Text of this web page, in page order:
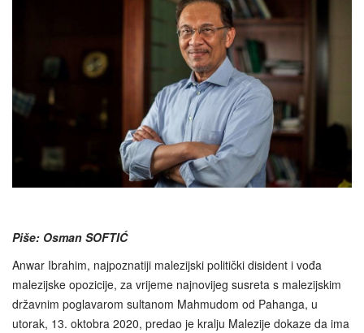
Piše: Osman SOFTIĆ
Anwar Ibrahim, najpoznatiji malezijski politički disident i vođa
malezijske opozicije, za vrijeme najnovijeg susreta s malezijskim
državnim poglavarom sultanom Mahmudom od Pahanga, u
utorak, 13. oktobra 2020, predao je kralju Malezije dokaze da ima